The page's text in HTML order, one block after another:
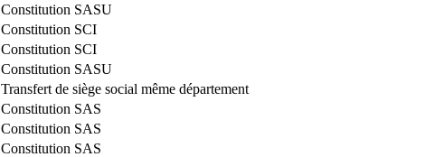
Constitution SASU
Constitution SCI
Constitution SCI
Constitution SASU
Transfert de siège social même département
Constitution SAS
Constitution SAS
Constitution SAS